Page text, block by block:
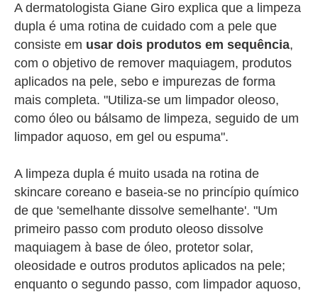
A dermatologista Giane Giro explica que a limpeza
dupla é uma rotina de cuidado com a pele que
consiste em usar dois produtos em sequência,
com o objetivo de remover maquiagem, produtos
aplicados na pele, sebo e impurezas de forma
mais completa. "Utiliza-se um limpador oleoso,
como óleo ou bálsamo de limpeza, seguido de um
limpador aquoso, em gel ou espuma".
A limpeza dupla é muito usada na rotina de
skincare coreano e baseia-se no princípio químico
de que 'semelhante dissolve semelhante'. "Um
primeiro passo com produto oleoso dissolve
maquiagem à base de óleo, protetor solar,
oleosidade e outros produtos aplicados na pele;
enquanto o segundo passo, com limpador aquoso,